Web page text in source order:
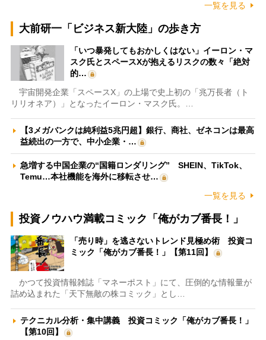
一覧を見る
大前研一「ビジネス新大陸」の歩き方
「いつ暴発してもおかしくはない」イーロン・マ
スク氏とスペースXが抱えるリスクの数々「絶対
的…
宇宙開発企業「スペースX」の上場で史上初の「兆万長者（ト
リリオネア）」となったイーロン・マスク氏。…
【3メガバンクは純利益5兆円超】銀行、商社、ゼネコンは最高
益続出の一方で、中小企業・…
急増する中国企業の“国籍ロンダリング” SHEIN、TikTok、
Temu…本社機能を海外に移転させ…
一覧を見る
投資ノウハウ満載コミック「俺がカブ番長！」
「売り時」を逃さないトレンド見極め術 投資コ
ミック「俺がカブ番長！」【第11回】
かつて投資情報雑誌「マネーポスト」にて、圧倒的な情報量が
詰め込まれた「天下無敵の株コミック」とし…
テクニカル分析・集中講義 投資コミック「俺がカブ番長！」
【第10回】